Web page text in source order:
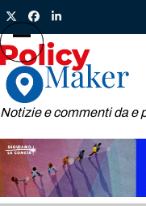
Skip
to
content
TwitterFacebook
LinkedIn
Notizie e commenti da e
Open
mobile
menu
Close
mobile
menu